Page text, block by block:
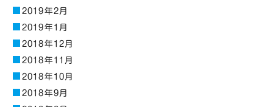
2019年2月
2019年1月
2018年12月
2018年11月
2018年10月
2018年9月